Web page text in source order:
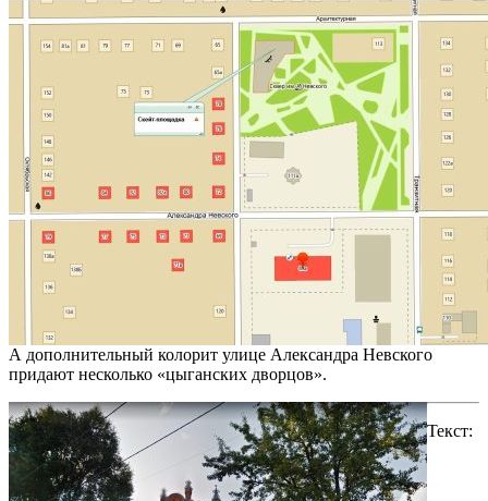
А дополнительный колорит улице Александра Невского
придают несколько «цыганских дворцов».
Текст: